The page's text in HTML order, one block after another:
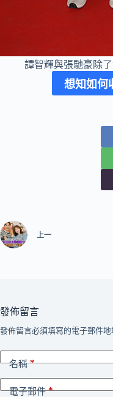
譚智輝與張馳豪除
想知如何
上一
發佈留言
發佈留言必須填寫的電子郵件地
名稱*
電子郵件*